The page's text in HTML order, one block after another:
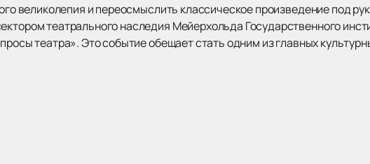
великолепия и переосмыслить классическое произведение под
театрального наследия Мейерхольда Государственного
театра». Это событие обещает стать одним из главных